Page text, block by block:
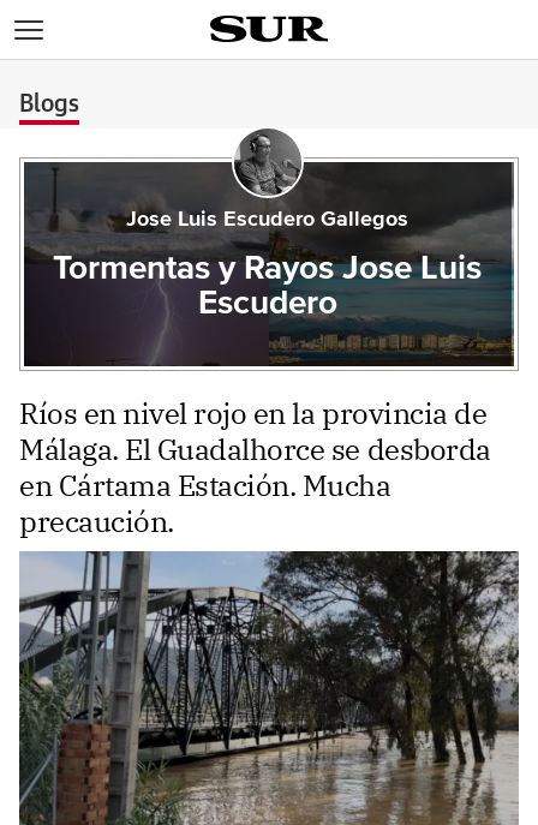
Blogs
Jose Luis Escudero Gallegos
Tormentas y Rayos Jose Luis
Escudero
Ríos en nivel rojo en la provincia de
Málaga. El Guadalhorce se desborda
en Cártama Estación. Mucha
precaución.